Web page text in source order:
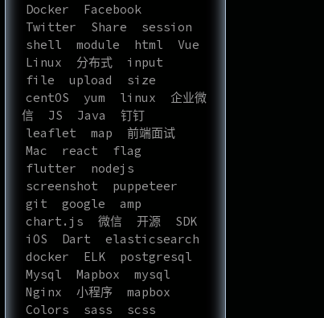
Docker
Facebook
Twitter
Share
session
shell
module html
Vue
Linux
分布式
input
file
upload
size
centOS
yum linux
企业微
信
JS Java
钉钉
leaflet
map
前端面试
Mac
react
flag
flutter
nodejs
screenshot
puppeteer
git
google
amp
chart.js
微信 开源
SDK
iOS
Dart
elasticsearch
docker
ELK
postgresql
Mysql
Mapbox
mysql
Nginx
小程序
mapbox
Colors
sass
scss